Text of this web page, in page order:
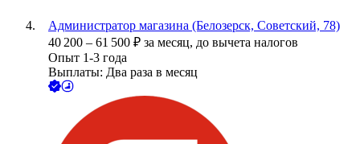
Администратор магазина (Белозерск, Советский, 78)
40 200 – 61 500 ₽ за месяц, до вычета налогов
Опыт 1-3 года
Выплаты: Два раза в месяц